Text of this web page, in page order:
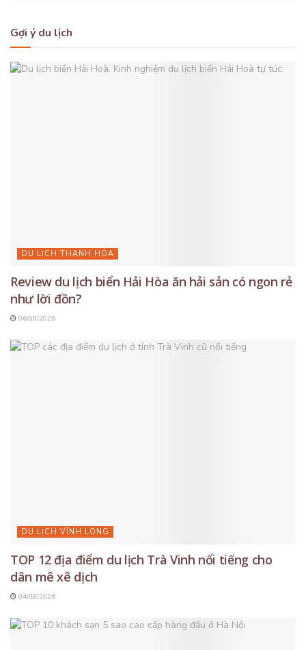
Gợi ý du lịch
DU LỊCH THANH HÓA
Review du lịch biển Hải Hòa ăn hải sản có ngon rẻ
như lời đồn?
06/08/2026
DU LỊCH VĨNH LONG
TOP 12 địa điểm du lịch Trà Vinh nổi tiếng cho
dân mê xê dịch
04/08/2026